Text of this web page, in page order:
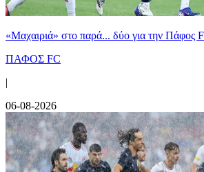
«Μαχαιριά» στο παρά... δύο για την Πάφος
ΠΑΦΟΣ FC
|
06-08-2026